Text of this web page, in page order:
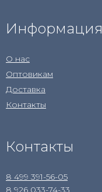
Информация
О нас
Оптовикам
Доставка
Контакты
Контакты
8 499 391-56-05
8 926 033-74-33